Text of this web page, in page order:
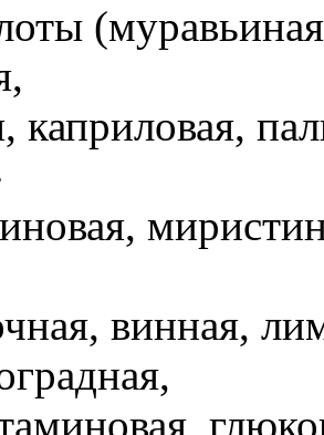
каприловая,
винная,